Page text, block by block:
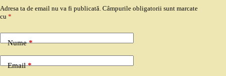
Adresa ta de email nu va fi publicată. Câmpurile obligatorii sunt marcate
cu *
Nume*
Email*